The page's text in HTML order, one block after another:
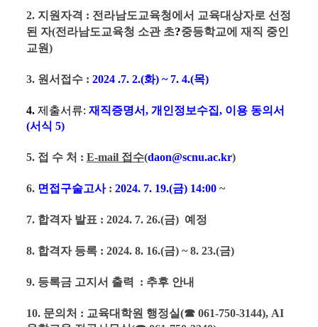
2. 지원자격 : 전라남도교육청에서 교육대상자로 선정
된 자(전라남도교육청 소관 초?중등학교에 재직 중인
교원)
3. 원서 접수 : 2024 .7. 2.(화) ~ 7. 4.(목)
4. 제출서류: 재직증명서, 개인정보수집, 이용 동의서
(서식 5)
5. 접 수 처 : E-mail 접수(daon@scnu.ac.kr)
6. 면접구술고사 : 2024. 7. 19.(금) 14:00 ~
7. 합격자 발표 : 2024. 7. 26.(금)  예정
8. 합격자 등록 : 2024. 8. 16.(금) ~ 8. 23.(금)
9. 등록금 고지서 출력 : 추후 안내
10. 문의처 : 교육대학원 행정실(☎ 061-750-3144), AI